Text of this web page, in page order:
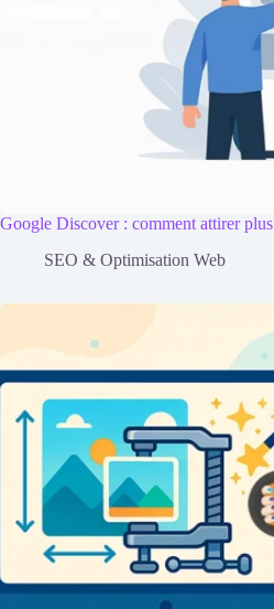
Google Discover : comment attirer
SEO & Optimisation Web